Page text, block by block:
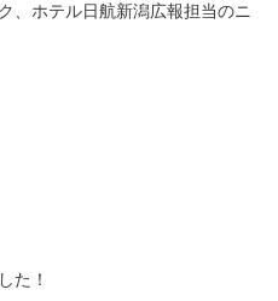
、ホテル日航新潟広報担当のニ
た！